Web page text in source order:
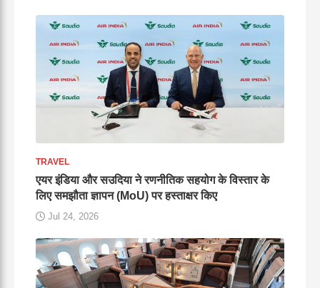
TRAVEL
एयर इंडिया और सउदिया ने रणनीतिक सहयोग के विस्तार के
लिए समझौता ज्ञापन (MoU) पर हस्ताक्षर किए
Jul 24, 2026